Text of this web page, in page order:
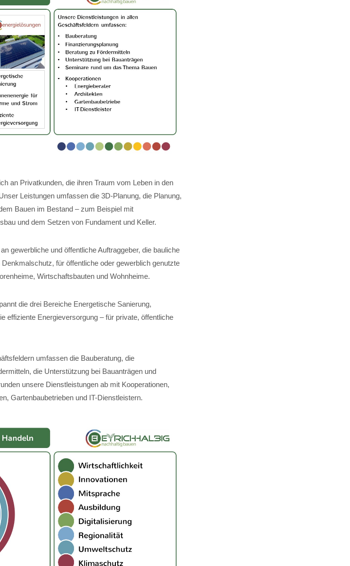
an Privatkunden, die ihren Traum vom Leben in den
Leistungen umfassen die 3D-Planung, die Planung,
Bauen im Bestand – zum Beispiel mit
und dem Setzen von Fundament und Keller.
gewerbliche und öffentliche Auftraggeber, die bauliche
für öffentliche oder gewerblich genutzte
Wirtschaftsbauten und Wohnheime.
die drei Bereiche Energetische Sanierung,
effiziente Energieversorgung – für private, öffentliche
umfassen die Bauberatung, die
die Unterstützung bei Bauanträgen und
unsere Dienstleistungen ab mit Kooperationen,
Gartenbaubetrieben und IT-Dienstleistern.